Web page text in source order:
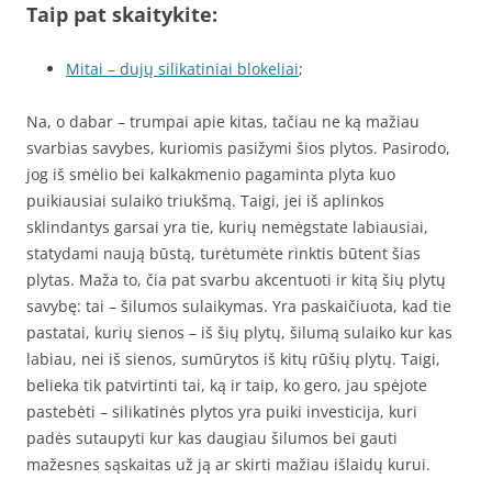
Taip pat skaitykite:
Mitai – dujų silikatiniai blokeliai;
Na, o dabar – trumpai apie kitas, tačiau ne ką mažiau
svarbias savybes, kuriomis pasižymi šios plytos. Pasirodo,
jog iš smėlio bei kalkakmenio pagaminta plyta kuo
puikiausiai sulaiko triukšmą. Taigi, jei iš aplinkos
sklindantys garsai yra tie, kurių nemėgstate labiausiai,
statydami naują būstą, turėtumėte rinktis būtent šias
plytas. Maža to, čia pat svarbu akcentuoti ir kitą šių plytų
savybę: tai – šilumos sulaikymas. Yra paskaičiuota, kad tie
pastatai, kurių sienos – iš šių plytų, šilumą sulaiko kur kas
labiau, nei iš sienos, sumūrytos iš kitų rūšių plytų. Taigi,
belieka tik patvirtinti tai, ką ir taip, ko gero, jau spėjote
pastebėti – silikatinės plytos yra puiki investicija, kuri
padės sutaupyti kur kas daugiau šilumos bei gauti
mažesnes sąskaitas už ją ar skirti mažiau išlaidų kurui.